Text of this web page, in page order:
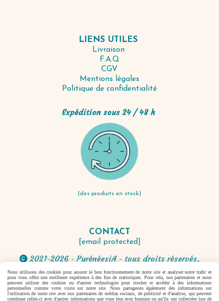
LIENS UTILES
Livraison
F.A.Q
CGV
Mentions légales
Politique de confidentialité
Expédition sous 24 / 48 h
(des produits en stock)
CONTACT
[email protected]
 2021-2026 - PyrénéesiA - tous droits réservés.
Facebook est désactivé. Autoriser
Nous utilisons des cookies pour assurer le bon fonctionnement de notre site et analyser notre trafic et
pour vous offrir une meilleure expérience à des fins de statistiques. Pour cela, nos partenaires et nous
peuvent utiliser des cookies ou d'autres technologies pour stocker et accéder à des informations
personnelles comme votre visite sur notre site. Nous partageons également des informations sur
l'utilisation de notre site avec nos partenaires de médias sociaux, de publicité et d'analyse, qui peuvent
combiner celles-ci avec d'autres informations que vous leur avez fournies ou qu'ils ont collectées lors de